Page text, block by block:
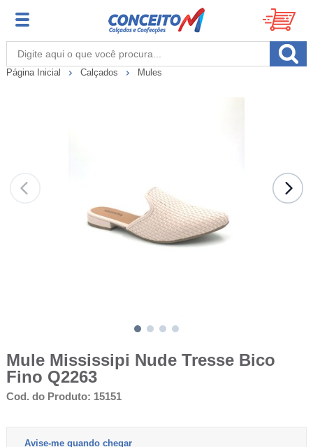
Página Inicial Calçados Mules
Mule Mississipi Nude Tresse Bico
Fino Q2263
Cod. do Produto: 15151
Avise-me quando chegar